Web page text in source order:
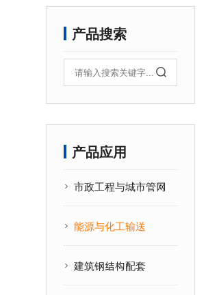
产品搜索
产品应用
市政工程与城市管网
能源与化工输送
建筑钢结构配套